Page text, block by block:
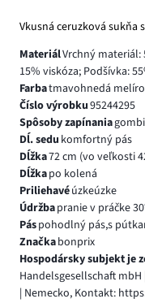
Vkusná ceruzková sukňa
MateriálVrchný materiál:
15% viskóza; Podšívka:
Farbatmavohnedá
Číslo výrobku95244295
Spôsoby zapínania
Dĺ. sedu komfortný pás
Dĺžka72 cm (vo veľkosti
Dĺžkapo kolená
Priliehavéúzkeúzke
Údržbapranie v práčke
Páspohodlný pás,s
Značkabonprix
Hospodársky subjekt je
Handelsgesellschaft
| Nemecko, Kontakt: